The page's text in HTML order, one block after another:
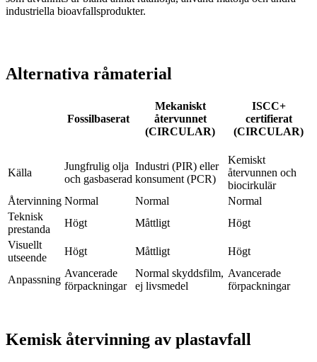
industriella bioavfallsprodukter.
Alternativa råmaterial
Fossilbaserat
Mekaniskt
återvunnet
(CIRCULAR)
ISCC+
certifierat
(CIRCULAR)
Källa
Jungfrulig olja
och gasbaserad
Industri (PIR) eller
konsument (PCR)
Kemiskt
återvunnen och
biocirkulär
Återvinning Normal Normal
Normal
Teknisk
prestanda
Högt Måttligt
Högt
Visuellt
utseende
Högt Måttligt Högt
Anpassning
Avancerade
förpackningar
Normal skyddsfilm,
ej livsmedel
Avancerade
förpackningar
Kemisk återvinning av plastavfall